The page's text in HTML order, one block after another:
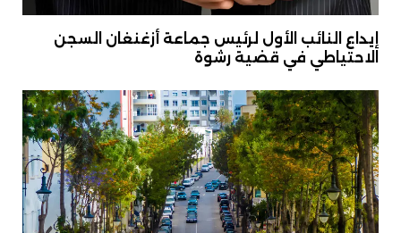
إيداع النائب الأول لرئيس جماعة أزغنغان السجن
الاحتياطي في قضية رشوة